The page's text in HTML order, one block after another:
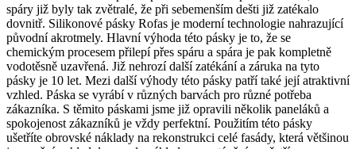
spáry již byly tak zvětralé, že při sebemenším dešti již zatékalo
dovnitř. Silikonové pásky Rofas je moderní technologie nahrazující
původní akrotmely. Hlavní výhoda této pásky je to, že se
chemickým procesem přilepí přes spáru a spára je pak kompletně
vodotěsně uzavřená. Již nehrozí další zatékání a záruka na tyto
pásky je 10 let. Mezi další výhody této pásky patří také její atraktivní
vzhled. Páska se vyrábí v různých barvách pro různé potřeba
zákazníka. S těmito páskami jsme již opravili několik paneláků a
spokojenost zákazníků je vždy perfektní. Použitím této pásky
ušetříte obrovské náklady na rekonstrukci celé fasády, která většinou